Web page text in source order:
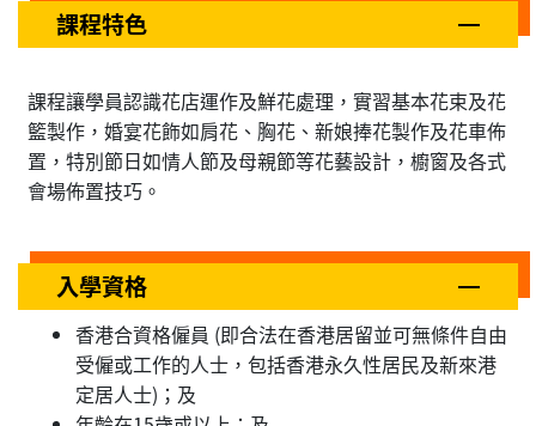
課程特色
課程讓學員認識花店運作及鮮花處理，實習基本花束及花
籃製作，婚宴花飾如肩花、胸花、新娘捧花製作及花車佈
置，特別節日如情人節及母親節等花藝設計，櫥窗及各式
會場佈置技巧。
入學資格
香港合資格僱員 (即合法在香港居留並可無條件自由
受僱或工作的人士，包括香港永久性居民及新來港
定居人士)；及